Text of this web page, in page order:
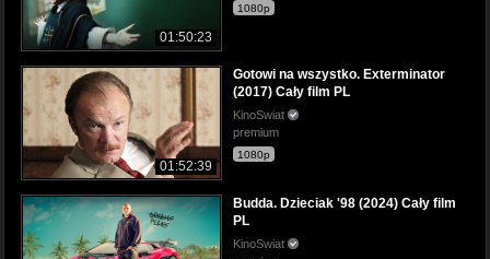
01:50:23
1080p
01:52:39
Gotowi na wszystko. Exterminator
(2017) Cały film PL
KinoSwiat
premium
1080p
Budda. Dzieciak '98 (2024) Cały film
PL
KinoSwiat